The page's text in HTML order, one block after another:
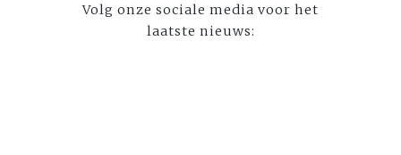
Volg onze sociale media voor het
laatste nieuws: